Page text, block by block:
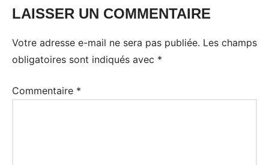
LAISSER UN COMMENTAIRE
Votre adresse e-mail ne sera pas publiée. Les champs
obligatoires sont indiqués avec *
Commentaire *